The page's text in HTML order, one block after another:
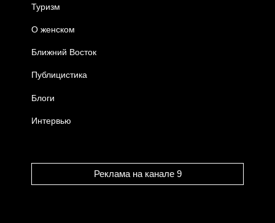
Туризм
О женском
Ближний Восток
Публицистика
Блоги
Интервью
Реклама на канале 9